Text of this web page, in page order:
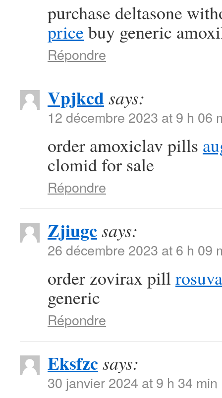
purchase deltasone
price buy generic
Répondre
Vpjkcdsays:
12 décembre 2023 at 9 h 06
order amoxiclav pills
clomid for sale
Répondre
Zjiugcsays:
26 décembre 2023 at 6 h 09
order zovirax pill
generic
Répondre
Eksfzcsays:
30 janvier 2024 at 9 h 34 min